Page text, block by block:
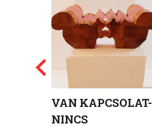
VAN KAPCSOLAT-
NINCS